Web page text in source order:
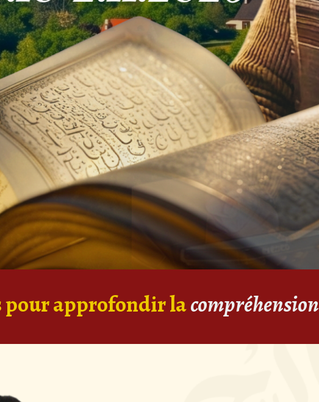
pour approfondir lacompréhension